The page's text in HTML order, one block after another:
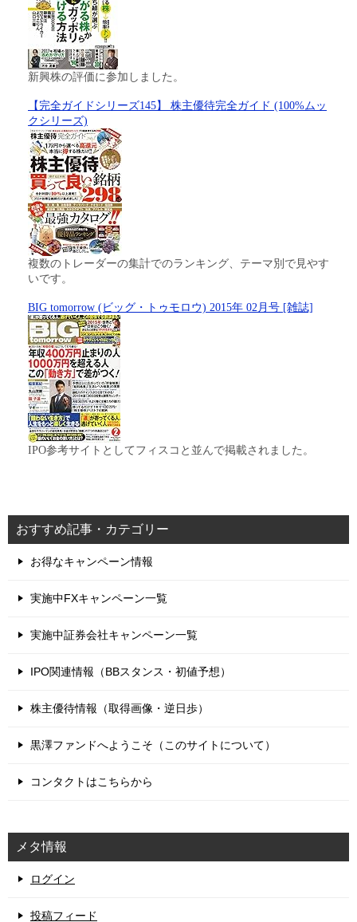
新興株の評価に参加しました。
【完全ガイドシリーズ145】 株主優待完全ガイド (100%ムッ
クシリーズ)
複数のトレーダーの集計でのランキング、テーマ別で見やす
いです。
BIG tomorrow (ビッグ・トゥモロウ) 2015年 02月号 [雑誌]
IPO参考サイトとしてフィスコと並んで掲載されました。
おすすめ記事・カテゴリー
お得なキャンペーン情報
実施中FXキャンペーン一覧
実施中証券会社キャンペーン一覧
IPO関連情報（BBスタンス・初値予想）
株主優待情報（取得画像・逆日歩）
黒澤ファンドへようこそ（このサイトについて）
コンタクトはこちらから
メタ情報
ログイン
投稿フィード